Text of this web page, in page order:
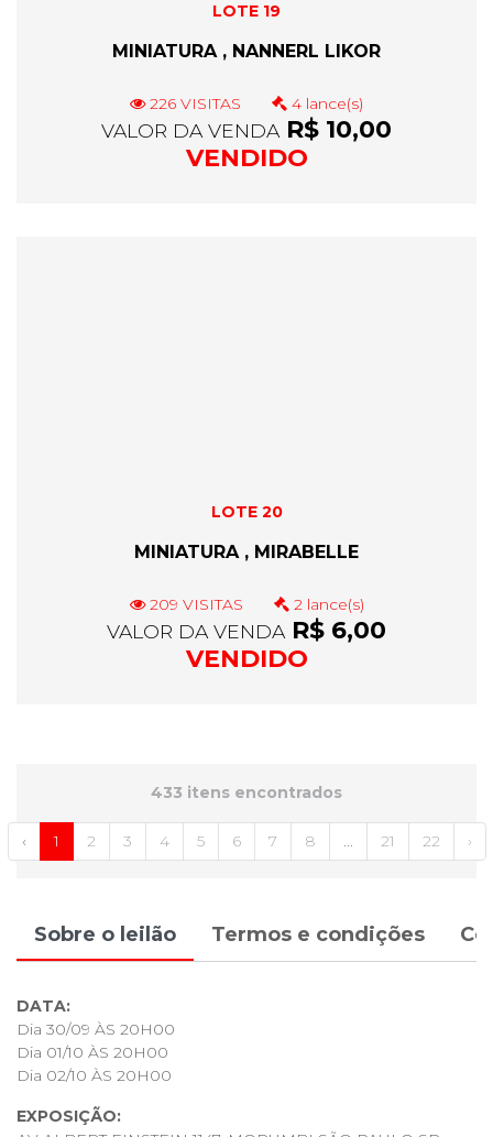
LOTE 19
MINIATURA , NANNERL LIKOR
226 VISITAS 4 lance(s)
VALOR DA VENDAR$ 10,00
VENDIDO
LOTE 20
MINIATURA , MIRABELLE
209 VISITAS 2 lance(s)
VALOR DA VENDAR$ 6,00
VENDIDO
433 itens encontrados
‹ 1 2 3 4 5 6 7 8 ... 21 22 ›
Sobre o leilão Termos e condições
DATA:
Dia 30/09 ÀS 20H00
Dia 01/10 ÀS 20H00
Dia 02/10 ÀS 20H00
EXPOSIÇÃO: